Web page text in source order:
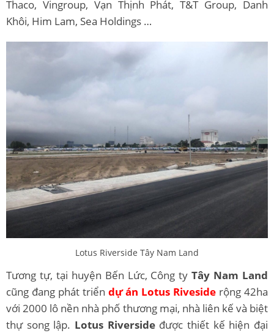
Thaco, Vingroup, Vạn Thịnh Phát, T&T Group, Danh
Khôi, Him Lam, Sea Holdings …
Lotus Riverside Tây Nam Land
Tương tự, tại huyện Bến Lức, Công tyTây Nam Land
cũng đang phát triển dự án Lotus Riveside rộng 42ha
với 2000 lô nền nhà phố thương mại, nhà liên kế và biệt
thự song lập. Lotus Riversideđược thiết kế hiện đại